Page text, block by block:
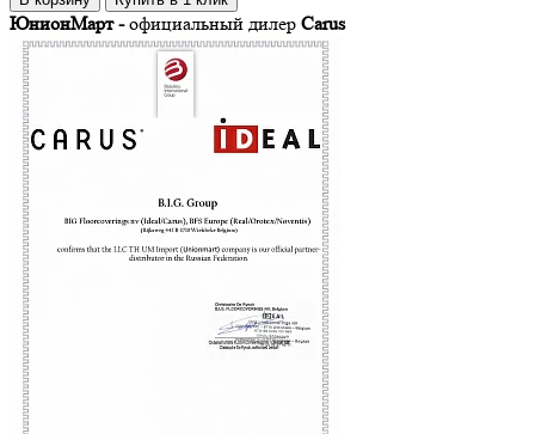
ЮнионМарт -официальный дилер Carus